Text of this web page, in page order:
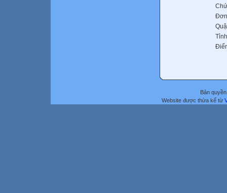
Bản
Website được thừa kế từ